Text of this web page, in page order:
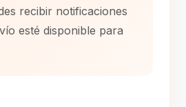
recibir notificaciones
esté disponible para